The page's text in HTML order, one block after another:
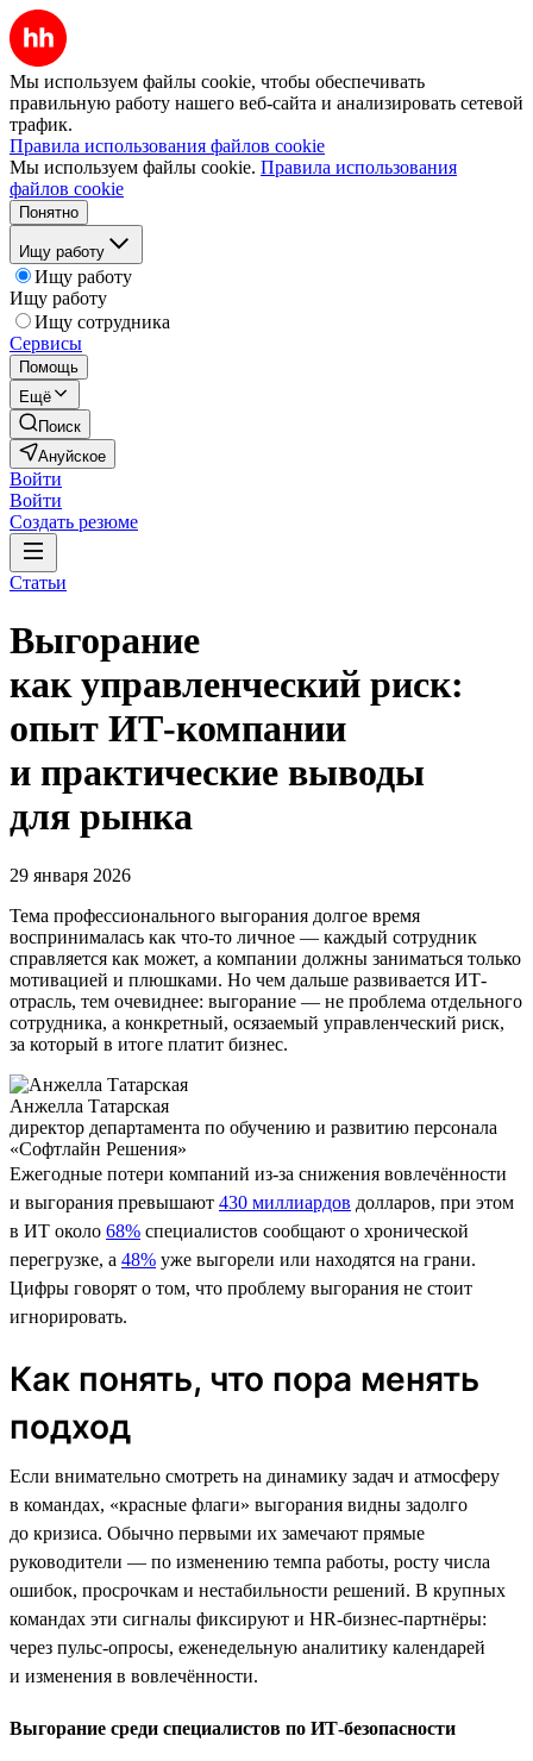
Мы используем файлы cookie, чтобы обеспечивать
правильную работу нашего веб-сайта и анализировать сетевой
трафик.
Правила использования файлов cookie
Мы используем файлы cookie. Правила использования
файлов cookie
Понятно
Ищу работу
Ищу работу
Ищу работу
Ищу сотрудника
Сервисы
Помощь
Ещё
Поиск
Ануйское
Войти
Войти
Создать резюме
Статьи
Выгорание
как управленческий риск:
опыт ИТ-компании
и практические выводы
для рынка
29 января 2026
Тема профессионального выгорания долгое время
воспринималась как что-то личное — каждый сотрудник
справляется как может, а компании должны заниматься только
мотивацией и плюшками. Но чем дальше развивается ИТ-
отрасль, тем очевиднее: выгорание — не проблема отдельного
сотрудника, а конкретный, осязаемый управленческий риск,
за который в итоге платит бизнес.
Анжелла Татарская
директор департамента по обучению и развитию персонала
«Софтлайн Решения»
Ежегодные потери компаний из-за снижения вовлечённости
и выгорания превышают 430 миллиардов долларов, при этом
в ИТ около 68% специалистов сообщают о хронической
перегрузке, а 48% уже выгорели или находятся на грани.
Цифры говорят о том, что проблему выгорания не стоит
игнорировать.
Как понять, что пора менять
подход
Если внимательно смотреть на динамику задач и атмосферу
в командах, «красные флаги» выгорания видны задолго
до кризиса. Обычно первыми их замечают прямые
руководители — по изменению темпа работы, росту числа
ошибок, просрочкам и нестабильности решений. В крупных
командах эти сигналы фиксируют и HR-бизнес-партнёры:
через пульс-опросы, еженедельную аналитику календарей
и изменения в вовлечённости.
Выгорание среди специалистов по ИТ-безопасности